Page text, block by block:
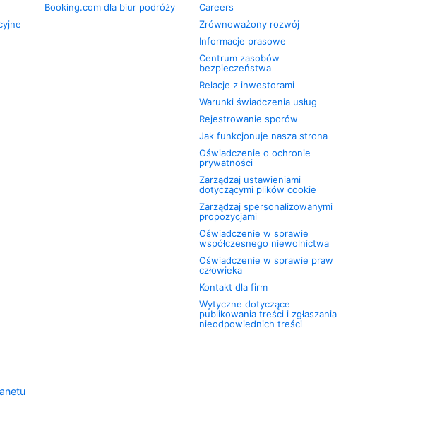
Booking.com dla biur podróży
Careers
Zrównoważony rozwój
Informacje prasowe
Centrum zasobów
bezpieczeństwa
Relacje z inwestorami
Warunki świadczenia usług
Rejestrowanie sporów
Jak funkcjonuje nasza strona
Oświadczenie o ochronie
prywatności
Zarządzaj ustawieniami
dotyczącymi plików cookie
Zarządzaj spersonalizowanymi
propozycjami
Oświadczenie w sprawie
współczesnego niewolnictwa
Oświadczenie w sprawie praw
człowieka
Kontakt dla firm
Wytyczne dotyczące
publikowania treści i zgłaszania
nieodpowiednich treści